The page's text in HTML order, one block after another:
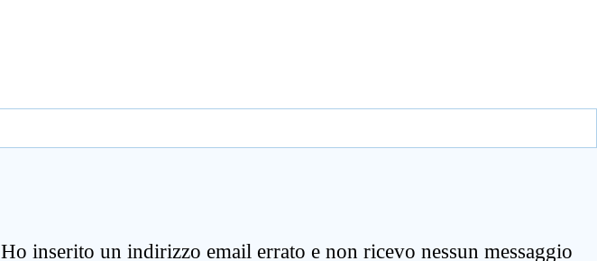
Ho inserito un indirizzo email errato e non ricevo nessun messaggio